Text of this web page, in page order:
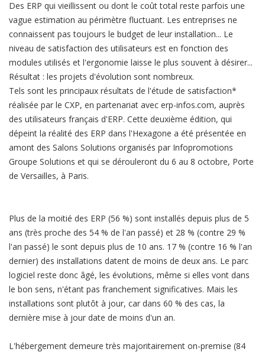
Des ERP qui vieillissent ou dont le coût total reste parfois une
vague estimation au périmètre fluctuant. Les entreprises ne
connaissent pas toujours le budget de leur installation... Le
niveau de satisfaction des utilisateurs est en fonction des
modules utilisés et l'ergonomie laisse le plus souvent à désirer...
Résultat : les projets d'évolution sont nombreux.
Tels sont les principaux résultats de l'étude de satisfaction*
réalisée par le CXP, en partenariat avec erp-infos.com, auprès
des utilisateurs français d'ERP. Cette deuxième édition, qui
dépeint la réalité des ERP dans l'Hexagone a été présentée en
amont des Salons Solutions organisés par Infopromotions
Groupe Solutions et qui se dérouleront du 6 au 8 octobre, Porte
de Versailles, à Paris.
Plus de la moitié des ERP (56 %) sont installés depuis plus de 5
ans (très proche des 54 % de l'an passé) et 28 % (contre 29 %
l'an passé) le sont depuis plus de 10 ans. 17 % (contre 16 % l'an
dernier) des installations datent de moins de deux ans. Le parc
logiciel reste donc âgé, les évolutions, même si elles vont dans
le bon sens, n'étant pas franchement significatives. Mais les
installations sont plutôt à jour, car dans 60 % des cas, la
dernière mise à jour date de moins d'un an.
L'hébergement demeure très majoritairement on-premise (84